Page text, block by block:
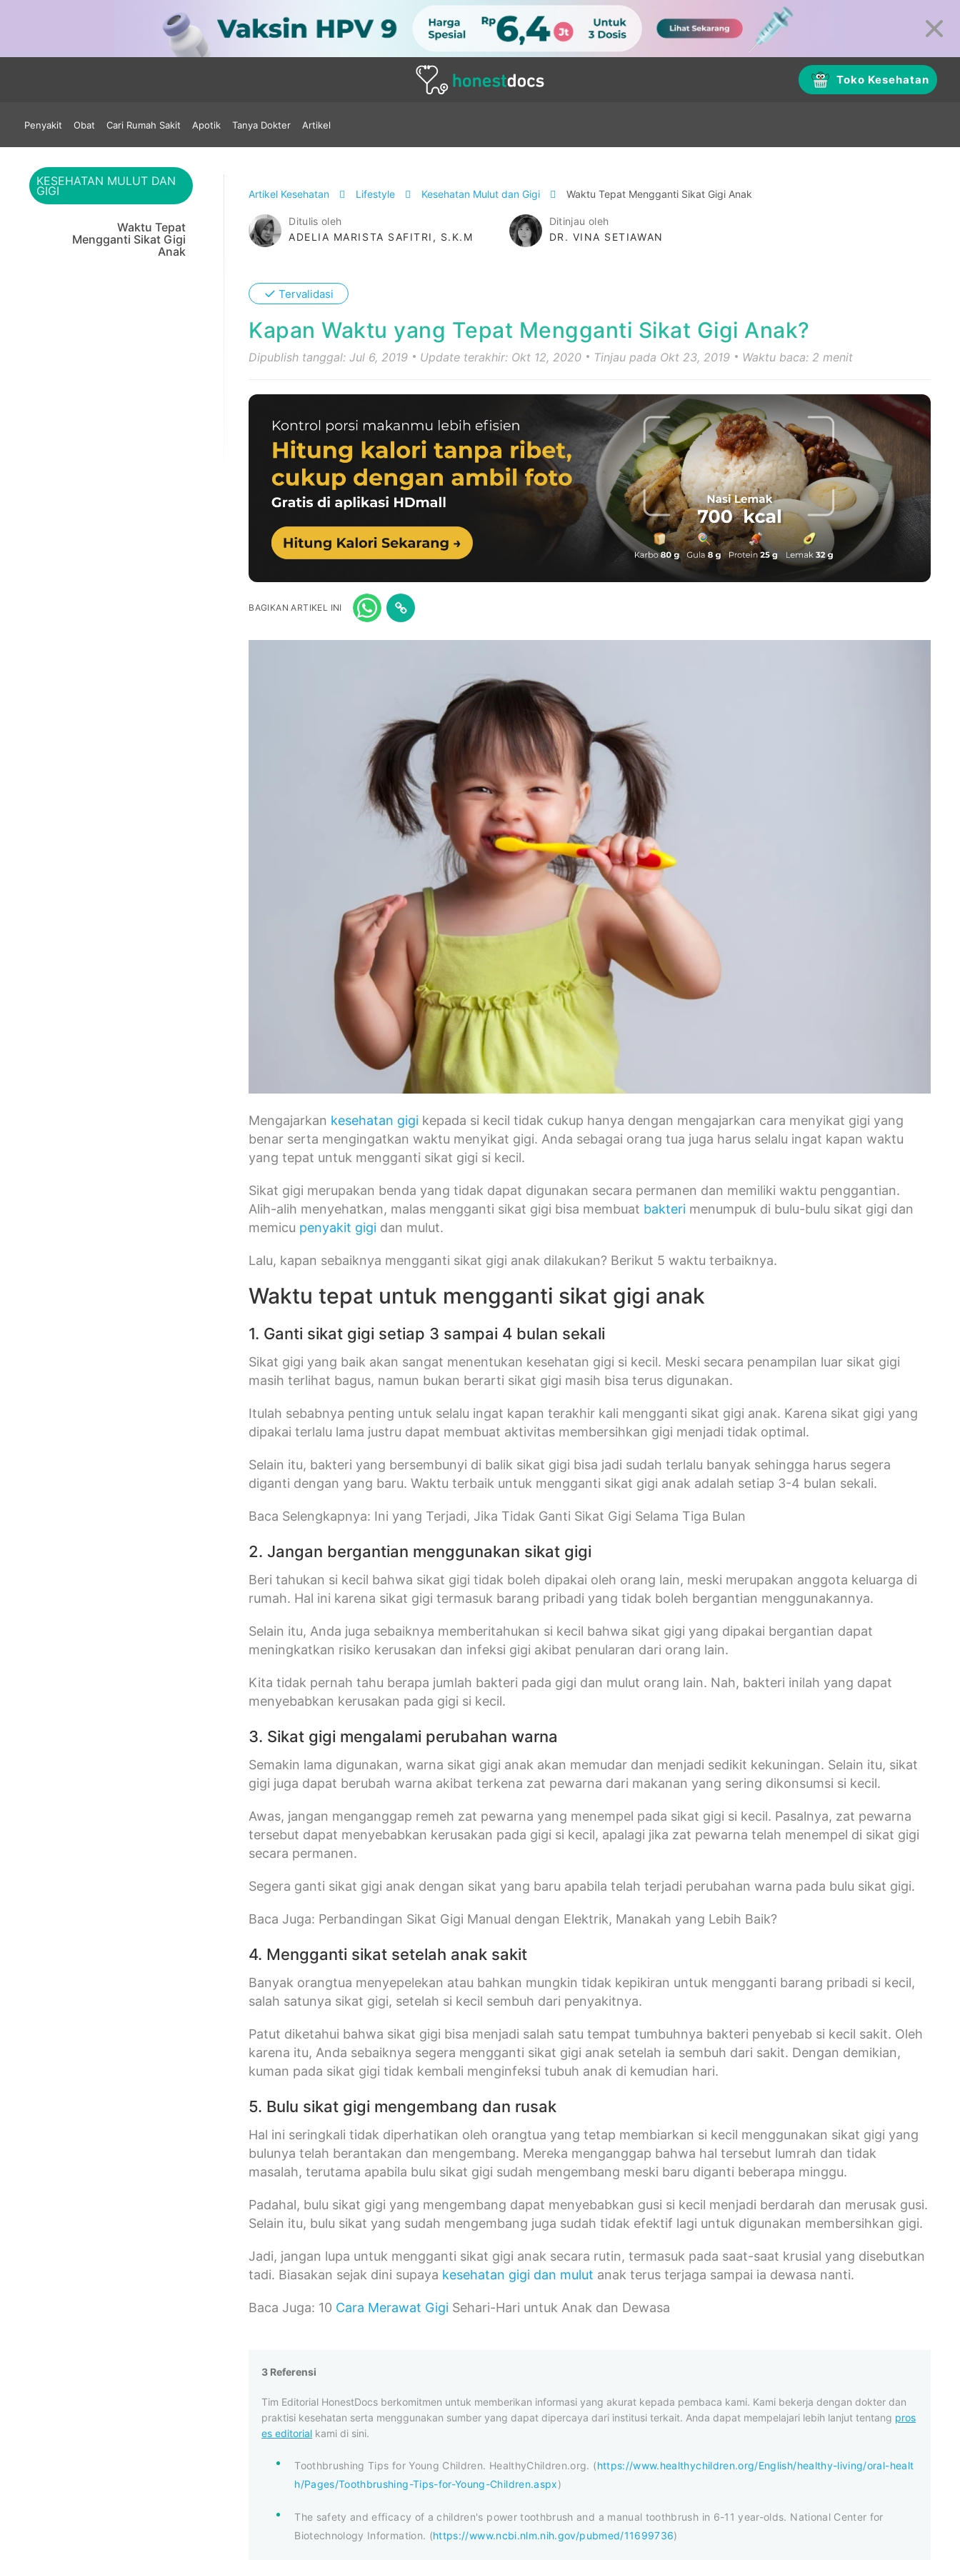
Toko Kesehatan
Penyakit Obat Cari Rumah Sakit Apotik Tanya Dokter Artikel
KESEHATAN MULUT DAN
GIGI
Waktu Tepat
Mengganti Sikat Gigi
Anak
Artikel Kesehatan Lifestyle Kesehatan Mulut dan Gigi Waktu Tepat Mengganti Sikat Gigi Anak
Ditulis oleh
ADELIA MARISTA SAFITRI, S.K.M
Ditinjau oleh
DR. VINA SETIAWAN
✓ Tervalidasi
Kapan Waktu yang Tepat Mengganti Sikat Gigi Anak?
Dipublish tanggal: Jul 6, 2019 Update terakhir: Okt 12, 2020 Tinjau pada Okt 23, 2019 Waktu baca: 2 menit
BAGIKAN ARTIKEL INI
Mengajarkan kesehatan gigi kepada si kecil tidak cukup hanya dengan mengajarkan cara menyikat gigi yang
benar serta mengingatkan waktu menyikat gigi. Anda sebagai orang tua juga harus selalu ingat kapan waktu
yang tepat untuk mengganti sikat gigi si kecil.
Sikat gigi merupakan benda yang tidak dapat digunakan secara permanen dan memiliki waktu penggantian.
Alih-alih menyehatkan, malas mengganti sikat gigi bisa membuat bakteri menumpuk di bulu-bulu sikat gigi dan
memicu penyakit gigi dan mulut.
Lalu, kapan sebaiknya mengganti sikat gigi anak dilakukan? Berikut 5 waktu terbaiknya.
Waktu tepat untuk mengganti sikat gigi anak
1. Ganti sikat gigi setiap 3 sampai 4 bulan sekali
Sikat gigi yang baik akan sangat menentukan kesehatan gigi si kecil. Meski secara penampilan luar sikat gigi
masih terlihat bagus, namun bukan berarti sikat gigi masih bisa terus digunakan.
Itulah sebabnya penting untuk selalu ingat kapan terakhir kali mengganti sikat gigi anak. Karena sikat gigi yang
dipakai terlalu lama justru dapat membuat aktivitas membersihkan gigi menjadi tidak optimal.
Selain itu, bakteri yang bersembunyi di balik sikat gigi bisa jadi sudah terlalu banyak sehingga harus segera
diganti dengan yang baru. Waktu terbaik untuk mengganti sikat gigi anak adalah setiap 3-4 bulan sekali.
Baca Selengkapnya: Ini yang Terjadi, Jika Tidak Ganti Sikat Gigi Selama Tiga Bulan
2. Jangan bergantian menggunakan sikat gigi
Beri tahukan si kecil bahwa sikat gigi tidak boleh dipakai oleh orang lain, meski merupakan anggota keluarga di
rumah. Hal ini karena sikat gigi termasuk barang pribadi yang tidak boleh bergantian menggunakannya.
Selain itu, Anda juga sebaiknya memberitahukan si kecil bahwa sikat gigi yang dipakai bergantian dapat
meningkatkan risiko kerusakan dan infeksi gigi akibat penularan dari orang lain.
Kita tidak pernah tahu berapa jumlah bakteri pada gigi dan mulut orang lain. Nah, bakteri inilah yang dapat
menyebabkan kerusakan pada gigi si kecil.
3. Sikat gigi mengalami perubahan warna
Semakin lama digunakan, warna sikat gigi anak akan memudar dan menjadi sedikit kekuningan. Selain itu, sikat
gigi juga dapat berubah warna akibat terkena zat pewarna dari makanan yang sering dikonsumsi si kecil.
Awas, jangan menganggap remeh zat pewarna yang menempel pada sikat gigi si kecil. Pasalnya, zat pewarna
tersebut dapat menyebabkan kerusakan pada gigi si kecil, apalagi jika zat pewarna telah menempel di sikat gigi
secara permanen.
Segera ganti sikat gigi anak dengan sikat yang baru apabila telah terjadi perubahan warna pada bulu sikat gigi.
Baca Juga: Perbandingan Sikat Gigi Manual dengan Elektrik, Manakah yang Lebih Baik?
4. Mengganti sikat setelah anak sakit
Banyak orangtua menyepelekan atau bahkan mungkin tidak kepikiran untuk mengganti barang pribadi si kecil,
salah satunya sikat gigi, setelah si kecil sembuh dari penyakitnya.
Patut diketahui bahwa sikat gigi bisa menjadi salah satu tempat tumbuhnya bakteri penyebab si kecil sakit. Oleh
karena itu, Anda sebaiknya segera mengganti sikat gigi anak setelah ia sembuh dari sakit. Dengan demikian,
kuman pada sikat gigi tidak kembali menginfeksi tubuh anak di kemudian hari.
5. Bulu sikat gigi mengembang dan rusak
Hal ini seringkali tidak diperhatikan oleh orangtua yang tetap membiarkan si kecil menggunakan sikat gigi yang
bulunya telah berantakan dan mengembang. Mereka menganggap bahwa hal tersebut lumrah dan tidak
masalah, terutama apabila bulu sikat gigi sudah mengembang meski baru diganti beberapa minggu.
Padahal, bulu sikat gigi yang mengembang dapat menyebabkan gusi si kecil menjadi berdarah dan merusak gusi.
Selain itu, bulu sikat yang sudah mengembang juga sudah tidak efektif lagi untuk digunakan membersihkan gigi.
Jadi, jangan lupa untuk mengganti sikat gigi anak secara rutin, termasuk pada saat-saat krusial yang disebutkan
tadi. Biasakan sejak dini supaya kesehatan gigi dan mulut anak terus terjaga sampai ia dewasa nanti.
Baca Juga: 10 Cara Merawat Gigi Sehari-Hari untuk Anak dan Dewasa
3 Referensi
Tim Editorial HonestDocs berkomitmen untuk memberikan informasi yang akurat kepada pembaca kami. Kami bekerja dengan dokter dan
praktisi kesehatan serta menggunakan sumber yang dapat dipercaya dari institusi terkait. Anda dapat mempelajari lebih lanjut tentang pros
es editorial kami di sini.
Toothbrushing Tips for Young Children. HealthyChildren.org. (https://www.healthychildren.org/English/healthy-living/oral-healt
h/Pages/Toothbrushing-Tips-for-Young-Children.aspx)
The safety and efficacy of a children's power toothbrush and a manual toothbrush in 6-11 year-olds. National Center for
Biotechnology Information. (https://www.ncbi.nlm.nih.gov/pubmed/11699736)